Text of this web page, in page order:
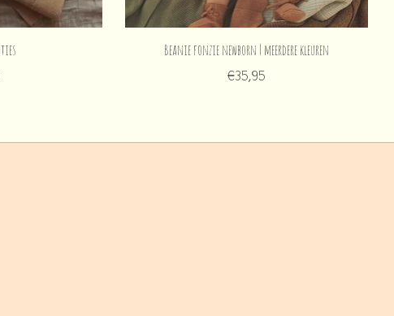
Beanie fonzie newborn | meerdere kleuren
€35,95